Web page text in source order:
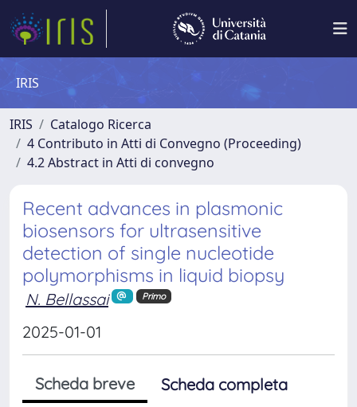
IRIS
IRIS
Catalogo Ricerca
4 Contributo in Atti di Convegno (Proceeding)
4.2 Abstract in Atti di convegno
Recent advances in plasmonic
biosensors for ultrasensitive
detection of single nucleotide
polymorphisms in liquid biopsy
N. Bellassai Primo
2025-01-01
Scheda breve
Scheda completa